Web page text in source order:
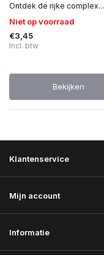
Ontdek de rijke complex...
Niet op voorraad
€3,45
Incl. btw
Bekijken
Klantenservice
Mijn account
Informatie